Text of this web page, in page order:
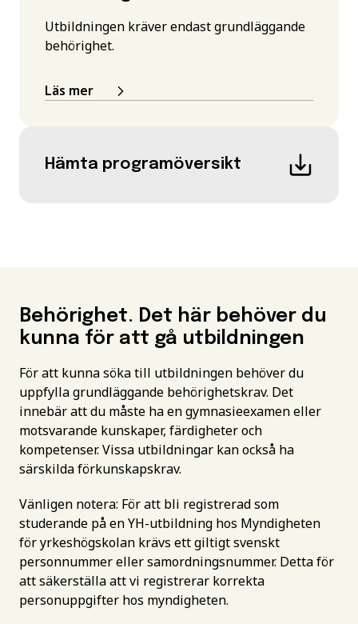
Utbildningen kräver endast grundläggande
behörighet.
Läs mer
Hämta programöversikt
Behörighet. Det här behöver du
kunna för att gå utbildningen
För att kunna söka till utbildningen behöver du
uppfylla grundläggande behörighetskrav. Det
innebär att du måste ha en gymnasieexamen eller
motsvarande kunskaper, färdigheter och
kompetenser. Vissa utbildningar kan också ha
särskilda förkunskapskrav.
Vänligen notera: För att bli registrerad som
studerande på en YH-utbildning hos Myndigheten
för yrkeshögskolan krävs ett giltigt svenskt
personnummer eller samordningsnummer. Detta för
att säkerställa att vi registrerar korrekta
personuppgifter hos myndigheten.